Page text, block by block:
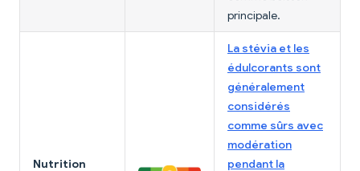
principale.
Nutrition
La stévia et les
édulcorants sont
généralement
considérés
comme sûrs avec
modération
pendant la